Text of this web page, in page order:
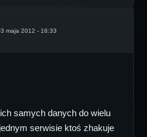
maja 2012 - 16:33
samych danych do wielu
serwisie ktoś zhakuje